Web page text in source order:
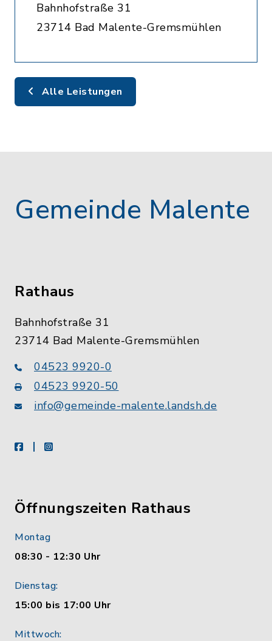
Bahnhofstraße 31
23714 Bad Malente-Gremsmühlen
Alle Leistungen
Gemeinde Malente
Rathaus
Bahnhofstraße 31
23714 Bad Malente-Gremsmühlen
04523 9920-0
04523 9920-50
info@gemeinde-malente.landsh.de
facebookinstagram
Öffnungszeiten Rathaus
Montag
08:30 - 12:30 Uhr
Dienstag:
15:00 bis 17:00 Uhr
Mittwoch: